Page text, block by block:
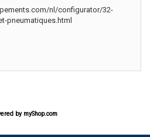
nl/configurator/32-
pneumatiques.html
by myShop.com